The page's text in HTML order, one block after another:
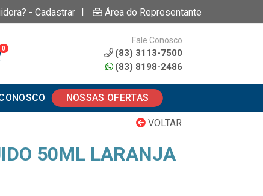
- Cadastrar | Área do Representante
0
Fale Conosco
(83) 3113-7500
(83) 8198-2486
NOSSAS OFERTAS
VOLTAR
50ML LARANJA